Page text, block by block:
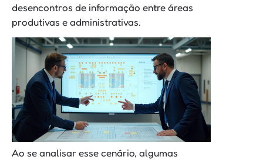
desencontros de informação entre áreas
produtivas e administrativas.
Ao se analisar esse cenário, algumas